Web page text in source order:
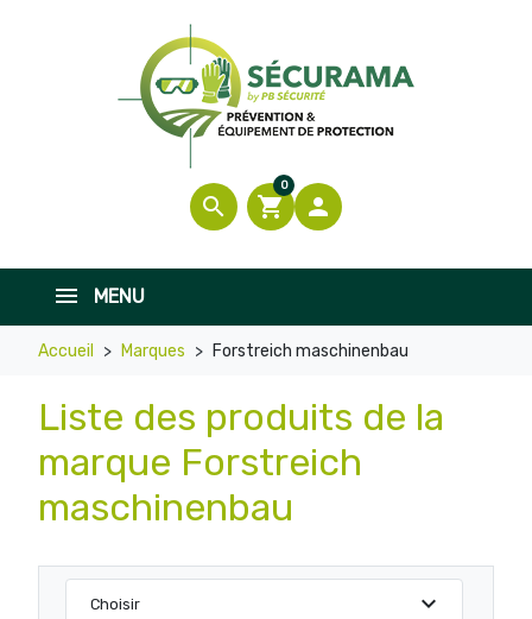
search shopping_cart
0

MENU
Accueil Marques Forstreich maschinenbau
Liste des produits de la
marque Forstreich
maschinenbau
Choisir expand_more